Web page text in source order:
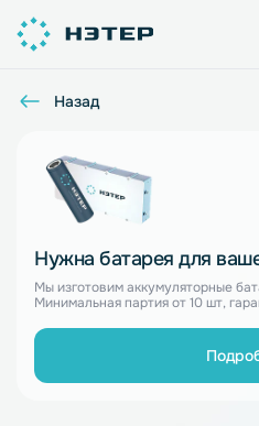
Назад
Нужна батарея для
Мы изготовим аккумуляторные
Минимальная партия от 10 шт,